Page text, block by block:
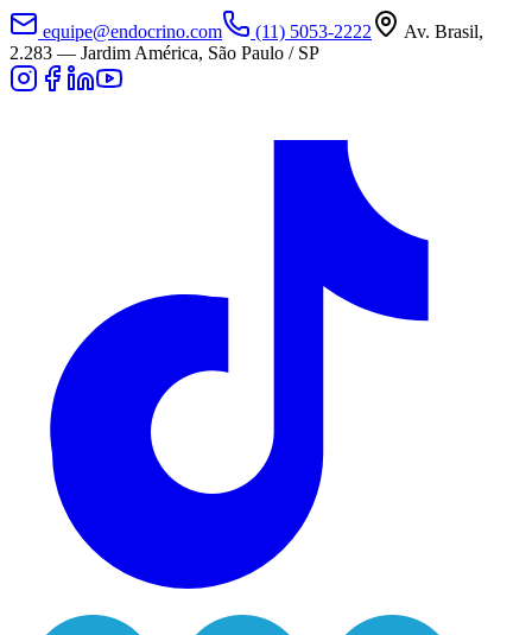
equipe@endocrino.com (11) 5053-2222
Av. Brasil,
2.283 — Jardim América, São Paulo / SP